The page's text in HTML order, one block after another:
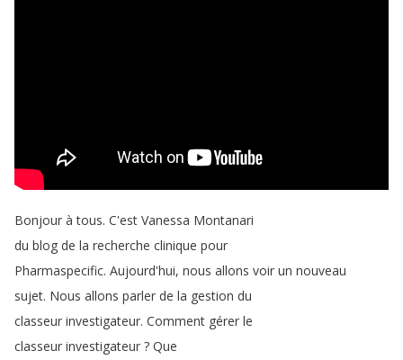
Bonjour à tous. C'est Vanessa Montanari
du blog de la recherche clinique pour
Pharmaspecific. Aujourd'hui, nous allons voir un nouveau
sujet. Nous allons parler de la gestion du
classeur investigateur. Comment gérer le
classeur investigateur ? Que